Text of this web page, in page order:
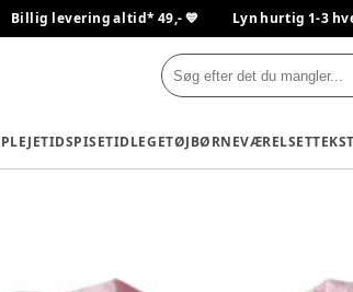
Billig levering altid* 49,- 💙 Lyn hurtig 1-3
PLEJETIDSPISETIDLEGETØJBØRNEVÆRELSET